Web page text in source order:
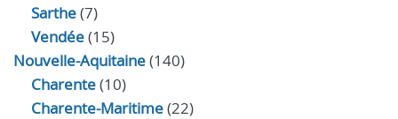
Sarthe(7)
Vendée(15)
Nouvelle-Aquitaine(140)
Charente(10)
Charente-Maritime(22)